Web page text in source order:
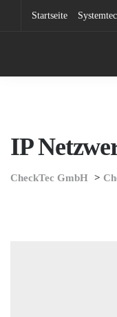
Startseite
IP
CheckTec GmbH >